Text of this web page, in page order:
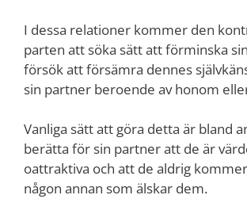
I dessa relationer kommer den
parten att söka sätt att förminska
försök att försämra dennes
sin partner beroende av honom
Vanliga sätt att göra detta är bland
berätta för sin partner att de är
oattraktiva och att de aldrig
någon annan som älskar dem.